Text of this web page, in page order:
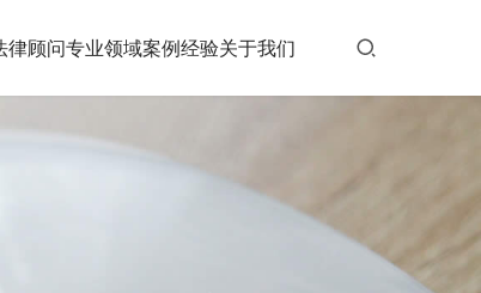
律顾问专业领域案例经验关于我们